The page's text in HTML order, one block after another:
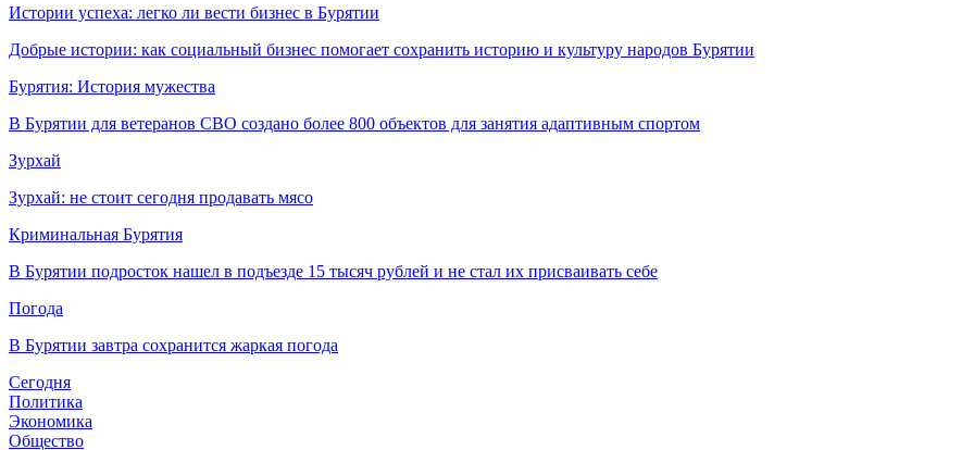
Истории успеха: легко ли вести бизнес в Бурятии
Добрые истории: как социальный бизнес помогает сохранить историю и культуру народов Бурятии
Бурятия: История мужества
В Бурятии для ветеранов СВО создано более 800 объектов для занятия адаптивным спортом
Зурхай
Зурхай: не стоит сегодня продавать мясо
Криминальная Бурятия
В Бурятии подросток нашел в подъезде 15 тысяч рублей и не стал их присваивать себе
Погода
В Бурятии завтра сохранится жаркая погода
Сегодня
Политика
Экономика
Общество